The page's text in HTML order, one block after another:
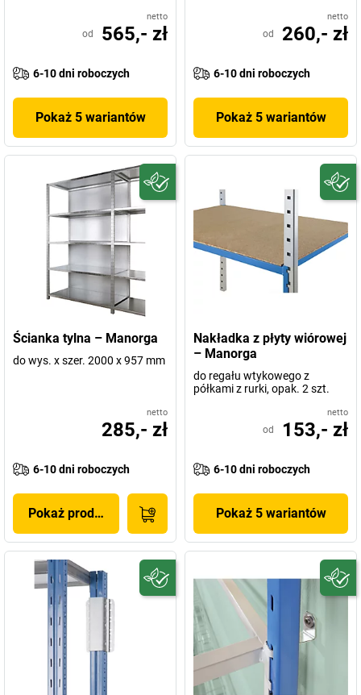
netto
od 565,- zł
6-10 dni roboczych
Pokaż 5 wariantów
netto
od 260,- zł
6-10 dni roboczych
Pokaż 5 wariantów
Ścianka tylna – Manorga
do wys. x szer. 2000 x 957 mm
netto
285,- zł
6-10 dni roboczych
Pokaż produkt
Nakładka z płyty wiórowej
– Manorga
do regału wtykowego z
półkami z rurki, opak. 2 szt.
netto
od 153,- zł
6-10 dni roboczych
Pokaż 5 wariantów